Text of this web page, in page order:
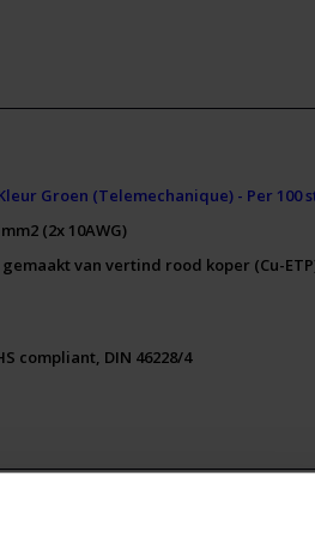
Groen (Telemechanique) - Per 100
(2x 10AWG)
van vertind rood koper (Cu-
compliant, DIN 46228/4